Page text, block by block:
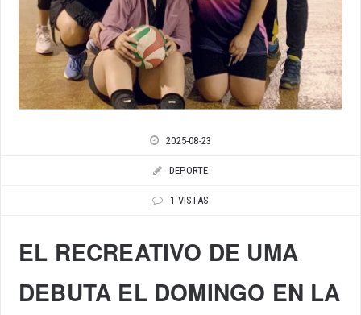
2025-08-23
DEPORTE
1 VISTAS
EL RECREATIVO DE UMA
DEBUTA EL DOMINGO EN LA